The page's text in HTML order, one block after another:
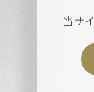
当サ